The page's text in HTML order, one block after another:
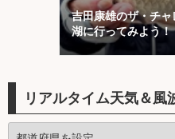
吉田康雄のザ・チ
湖に行ってみよう！
リアルタイム天気＆風